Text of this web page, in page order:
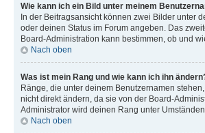
Wie kann ich ein Bild unter meinem
In der Beitragsansicht können zwei Bilder unter
oder deinen Status im Forum angeben. Das
Board-Administration kann bestimmen, ob und
Nach oben
Was ist mein Rang und wie kann ich ihn
Ränge, die unter deinem Benutzernamen
nicht direkt ändern, da sie von der Board-
Administrator wird deinen Rang unter
Nach oben